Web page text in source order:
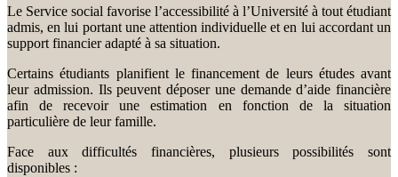
Le Service social favorise l’accessibilité à l’Université à tout étudiant
admis, en lui portant une attention individuelle et en lui accordant un
support financier adapté à sa situation.
Certains étudiants planifient le financement de leurs études avant
leur admission. Ils peuvent déposer une demande d’aide financière
afin de recevoir une estimation en fonction de la situation
particulière de leur famille.
Face aux difficultés financières, plusieurs possibilités sont
disponibles :